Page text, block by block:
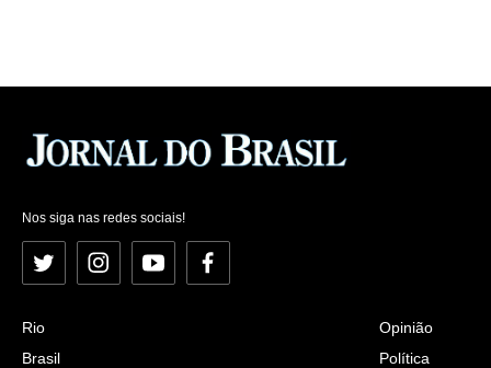
Nos siga nas redes sociais!
Twitter InstagramYouTubeFacebook
Rio
Brasil
Opinião
Política